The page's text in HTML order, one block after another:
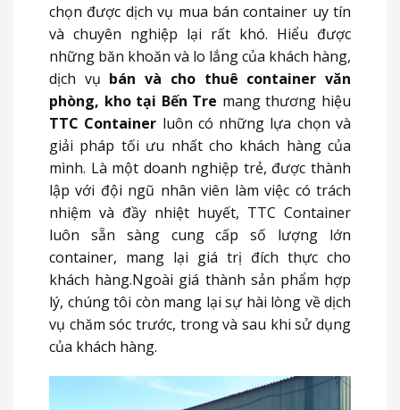
chọn được dịch vụ mua bán container uy tín
và chuyên nghiệp lại rất khó. Hiểu được
những băn khoăn và lo lắng của khách hàng,
dịch vụ bán và cho thuê container văn
phòng, kho tại Bến Tre mang thương hiệu
TTC Container luôn có những lựa chọn và
giải pháp tối ưu nhất cho khách hàng của
mình. Là một doanh nghiệp trẻ, được thành
lập với đội ngũ nhân viên làm việc có trách
nhiệm và đầy nhiệt huyết, TTC Container
luôn sẵn sàng cung cấp số lượng lớn
container, mang lại giá trị đích thực cho
khách hàng.Ngoài giá thành sản phẩm hợp
lý, chúng tôi còn mang lại sự hài lòng về dịch
vụ chăm sóc trước, trong và sau khi sử dụng
của khách hàng.